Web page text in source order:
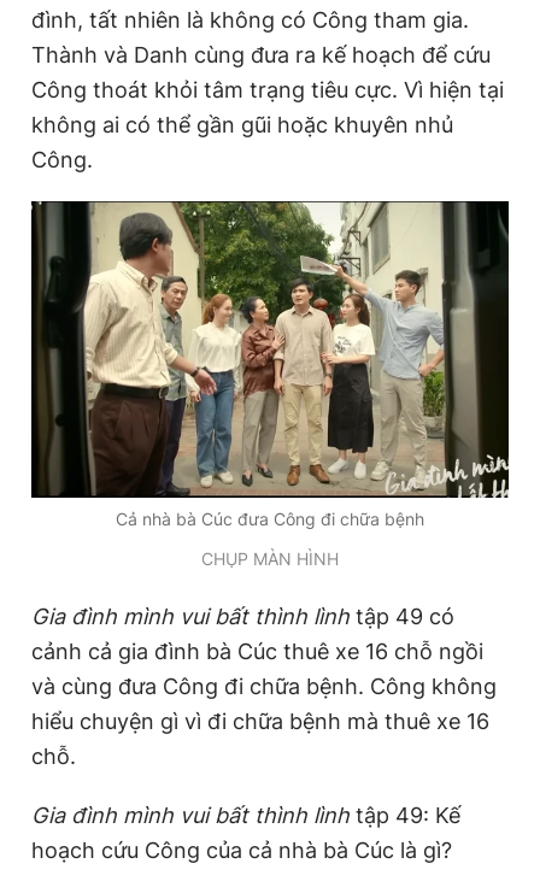
đình, tất nhiên là không có Công tham gia.
Thành và Danh cùng đưa ra kế hoạch để cứu
Công thoát khỏi tâm trạng tiêu cực. Vì hiện tại
không ai có thể gần gũi hoặc khuyên nhủ
Công.
Cả nhà bà Cúc đưa Công đi chữa bệnh
CHỤP MÀN HÌNH
Gia đình mình vui bất thình lình tập 49 có
cảnh cả gia đình bà Cúc thuê xe 16 chỗ ngồi
và cùng đưa Công đi chữa bệnh. Công không
hiểu chuyện gì vì đi chữa bệnh mà thuê xe 16
chỗ.
Gia đình mình vui bất thình lình tập 49: Kế
hoạch cứu Công của cả nhà bà Cúc là gì?